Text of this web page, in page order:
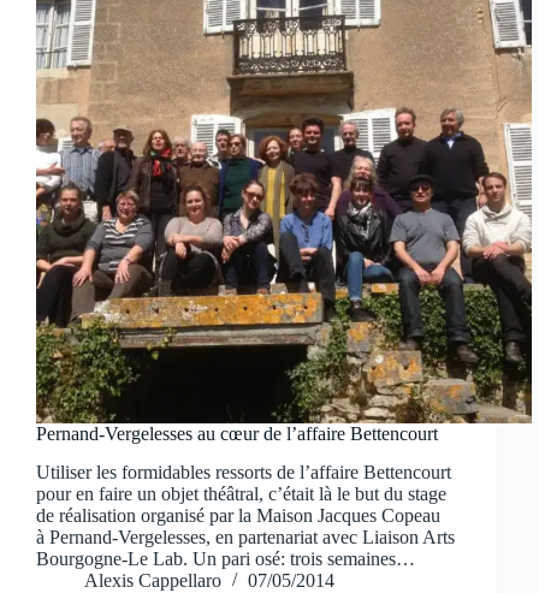
Pernand-Vergelesses au cœur de l’affaire Bettencourt
Utiliser les formidables ressorts de l’affaire Bettencourt
pour en faire un objet théâtral, c’était là le but du stage
de réalisation organisé par la Maison Jacques Copeau
à Pernand-Vergelesses, en partenariat avec Liaison Arts
Bourgogne-Le Lab. Un pari osé: trois semaines…
Alexis Cappellaro
07/05/2014